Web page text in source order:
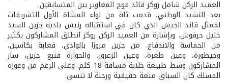
العميد الركن شامل روكز قائد فوج المغاوير بين المتسابقين.
بعد النشيد الوطني، قدمت ثلة من لواء المشاة الأول التشريفات
لممثل قائد الجيش الذي كان في استقباله رئيس بلدية جزين السيد
خليل حرفوش. وبإشارة من العميد الركن روكز انطلق المشاركون بكثير
من الحماسة والاندفاع. من جزين مرورًا بالوادي، فغابة بكاسين،
وحيطورة، وعين طغرة، وعين الزعرور، والحوارة فنبع جزين، سار
المشاركون وسط طبيعة خلابة مسافة 18 كلم. وعلى الرغم من وعورة
المسلك كان السباق متعة حقيقية ورحلة لا تنسى.